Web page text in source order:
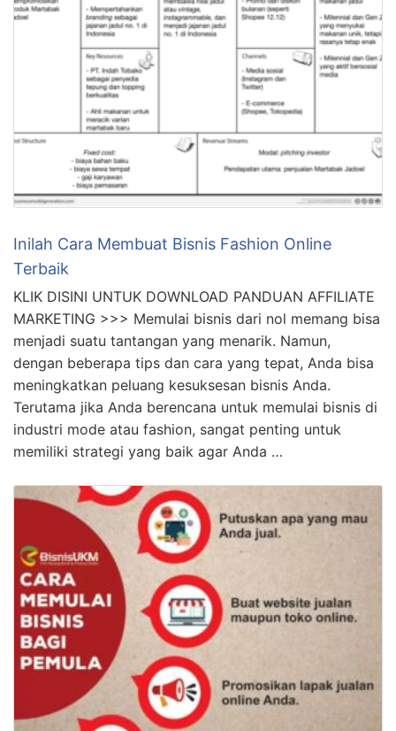
Inilah Cara Membuat Bisnis Fashion Online
Terbaik
KLIK DISINI UNTUK DOWNLOAD PANDUAN AFFILIATE
MARKETING >>> Memulai bisnis dari nol memang bisa
menjadi suatu tantangan yang menarik. Namun,
dengan beberapa tips dan cara yang tepat, Anda bisa
meningkatkan peluang kesuksesan bisnis Anda.
industri mode atau fashion, sangat penting untuk
memiliki strategi yang baik agar Anda …